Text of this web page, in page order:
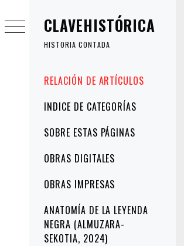
CLAVEHISTÓRICA
HISTORIA CONTADA
principal
RELACIÓN DE ARTÍCULOS
INDICE DE CATEGORÍAS
SOBRE ESTAS PÁGINAS
OBRAS DIGITALES
OBRAS IMPRESAS
ANATOMÍA DE LA LEYENDA
NEGRA (ALMUZARA-
SEKOTIA, 2024)
al
contenido